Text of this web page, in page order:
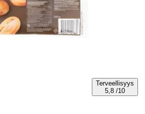
Terveellisyys
5,8 /10